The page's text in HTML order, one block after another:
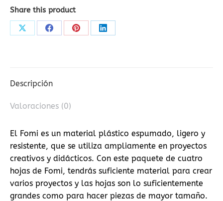
Share this product
Share Share Share Share
Descripción
Valoraciones (0)
El Fomi es un material plástico espumado, ligero y
resistente, que se utiliza ampliamente en proyectos
creativos y didácticos. Con este paquete de cuatro
hojas de Fomi, tendrás suficiente material para crear
varios proyectos y las hojas son lo suficientemente
grandes como para hacer piezas de mayor tamaño.